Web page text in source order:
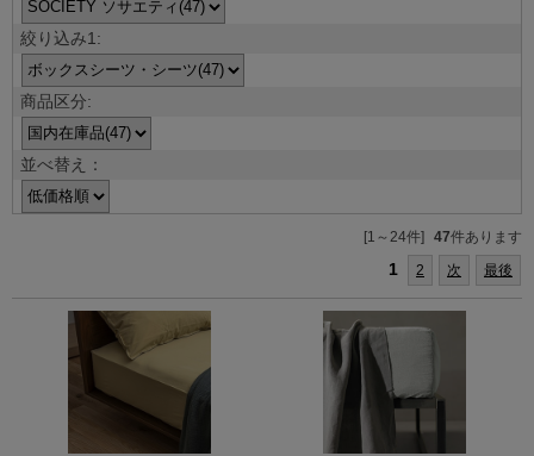
並べ替え：
[1～24件] 47件あります
1 2 次 最後